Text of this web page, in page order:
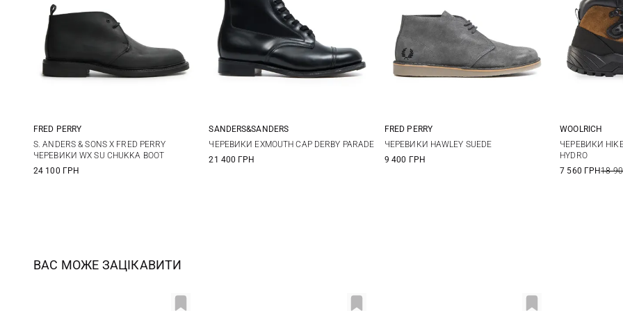
7 UK 8 UK 9 UK 9,5 UK
10 UK
FRED PERRY
S. ANDERS & SONS X FRED PERRY
ЧЕРЕВИКИ WX SU CHUKKA BOOT
24 100 ГРН
8 UK 9 UK 9,5 UK 10 UK
SANDERS&SANDERS
ЧЕРЕВИКИ EXMOUTH CAP DERBY PARADE
21 400 ГРН
8 UK 9 UK 9,5 UK
FRED PERRY
ЧЕРЕВИКИ HAWLEY SUEDE
9 400 ГРН
40
42,5
WOOLRICH
ЧЕРЕВИКИ
HYDRO
7 560 ГРН18
ВАС МОЖЕ ЗАЦІКАВИТИ